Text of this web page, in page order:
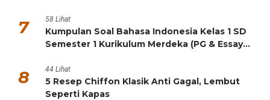
7 58 Lihat
Kumpulan Soal Bahasa Indonesia Kelas 1 SD
Semester 1 Kurikulum Merdeka (PG & Essay
8 44 Lihat
5 Resep Chiffon Klasik Anti Gagal, Lembut
Seperti Kapas